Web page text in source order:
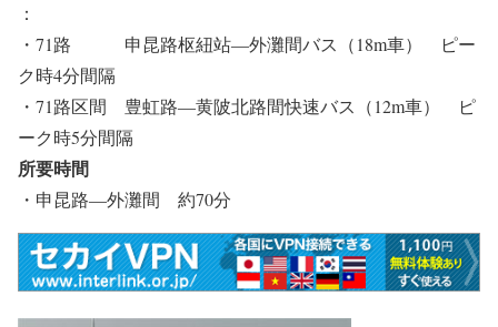
：
・71路 申昆路枢紐站―外灘間バス（18m車） ピー
ク時4分間隔
・71路区間 豊虹路―黄陂北路間快速バス（12m車） ピ
ーク時5分間隔
所要時間
・申昆路―外灘間 約70分